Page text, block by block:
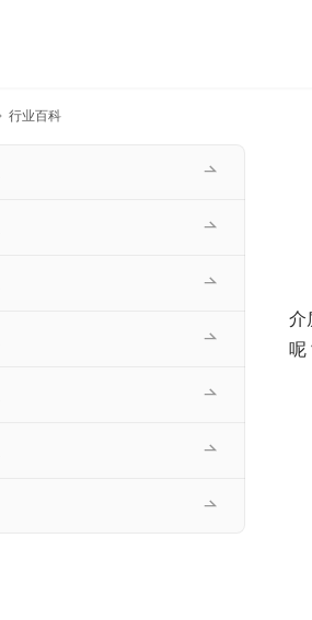
行业百科
介
呢